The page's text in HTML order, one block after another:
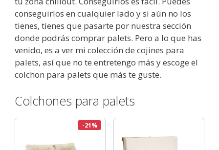
conseguirlos en cualquier lado y si aún no los
tienes, tienes que pasarte por nuestra sección
donde podrás comprar palets. Pero a lo que has
venido, es a ver mi colección de cojines para
palets, así que no te entretengo más y escoge el
colchon para palets que más te guste.
Colchones para palets
-21%